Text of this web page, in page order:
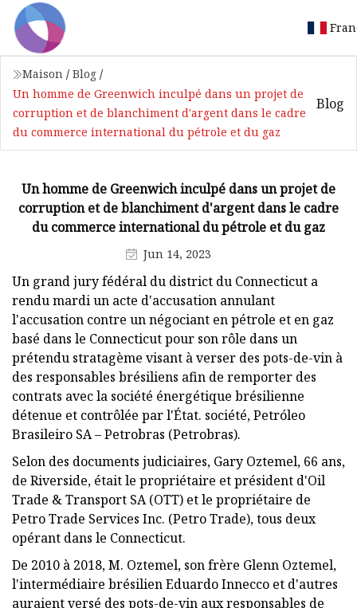
Maison / Blog /
Un homme de Greenwich inculpé dans un projet de
corruption et de blanchiment d'argent dans le cadre
du commerce international du pétrole et du gaz
Blog
Un homme de Greenwich inculpé dans un projet de
corruption et de blanchiment d'argent dans le cadre
du commerce international du pétrole et du gaz
Jun 14, 2023
Un grand jury fédéral du district du Connecticut a
rendu mardi un acte d'accusation annulant
l'accusation contre un négociant en pétrole et en gaz
basé dans le Connecticut pour son rôle dans un
prétendu stratagème visant à verser des pots-de-vin à
des responsables brésiliens afin de remporter des
contrats avec la société énergétique brésilienne
détenue et contrôlée par l'État. société, Petróleo
Brasileiro SA – Petrobras (Petrobras).
Selon des documents judiciaires, Gary Oztemel, 66 ans,
de Riverside, était le propriétaire et président d'Oil
Trade & Transport SA (OTT) et le propriétaire de
Petro Trade Services Inc. (Petro Trade), tous deux
opérant dans le Connecticut.
De 2010 à 2018, M. Oztemel, son frère Glenn Oztemel,
l'intermédiaire brésilien Eduardo Innecco et d'autres
auraient versé des pots-de-vin aux responsables de